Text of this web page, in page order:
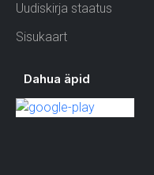
Uudiskirja staatus
Sisukaart
Dahua äpid